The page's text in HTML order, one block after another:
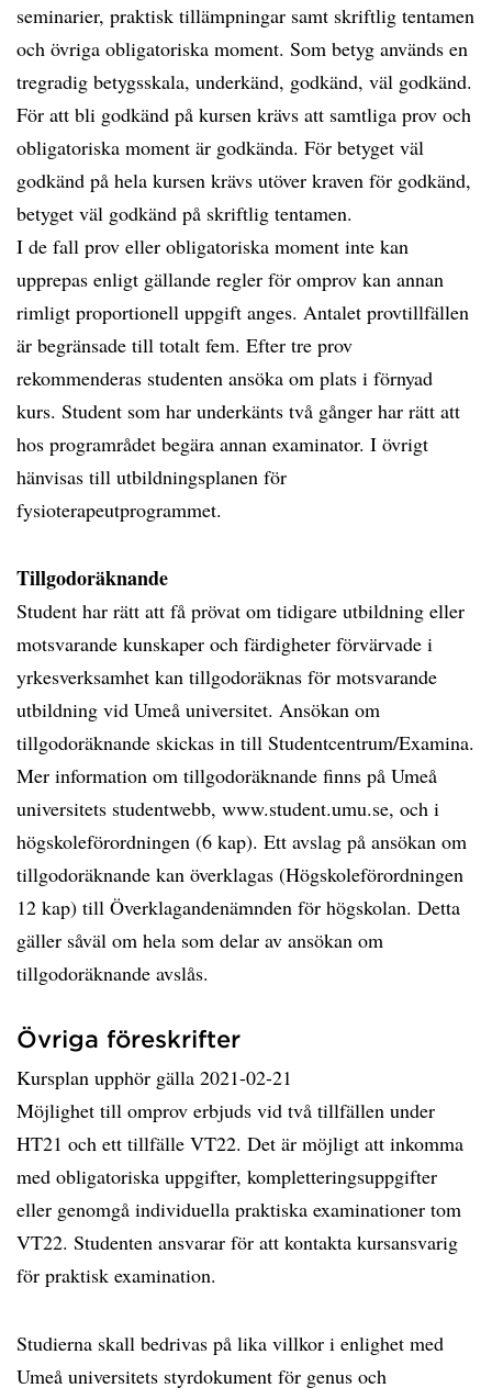
seminarier, praktisk tillämpningar samt skriftlig tentamen
och övriga obligatoriska moment. Som betyg används en
tregradig betygsskala, underkänd, godkänd, väl godkänd.
För att bli godkänd på kursen krävs att samtliga prov och
obligatoriska moment är godkända. För betyget väl
godkänd på hela kursen krävs utöver kraven för godkänd,
betyget väl godkänd på skriftlig tentamen.
I de fall prov eller obligatoriska moment inte kan
upprepas enligt gällande regler för omprov kan annan
rimligt proportionell uppgift anges. Antalet provtillfällen
är begränsade till totalt fem. Efter tre prov
rekommenderas studenten ansöka om plats i förnyad
kurs. Student som har underkänts två gånger har rätt att
hos programrådet begära annan examinator. I övrigt
hänvisas till utbildningsplanen för
fysioterapeutprogrammet.
Tillgodoräknande
Student har rätt att få prövat om tidigare utbildning eller
motsvarande kunskaper och färdigheter förvärvade i
yrkesverksamhet kan tillgodoräknas för motsvarande
utbildning vid Umeå universitet. Ansökan om
tillgodoräknande skickas in till Studentcentrum/Examina.
Mer information om tillgodoräknande finns på Umeå
universitets studentwebb, www.student.umu.se, och i
högskoleförordningen (6 kap). Ett avslag på ansökan om
tillgodoräknande kan överklagas (Högskoleförordningen
12 kap) till Överklagandenämnden för högskolan. Detta
gäller såväl om hela som delar av ansökan om
tillgodoräknande avslås.
Övriga föreskrifter
Kursplan upphör gälla 2021-02-21
Möjlighet till omprov erbjuds vid två tillfällen under
HT21 och ett tillfälle VT22. Det är möjligt att inkomma
med obligatoriska uppgifter, kompletteringsuppgifter
eller genomgå individuella praktiska examinationer tom
VT22. Studenten ansvarar för att kontakta kursansvarig
för praktisk examination.
Studierna skall bedrivas på lika villkor i enlighet med
Umeå universitets styrdokument för genus och